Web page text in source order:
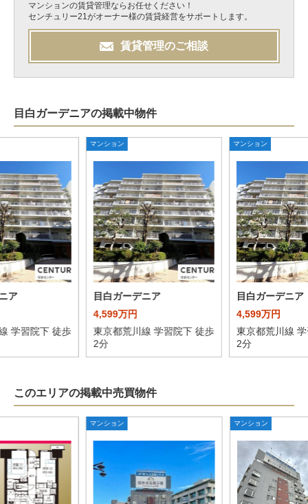
マンションの賃貸管理ならお任せください！
センチュリー21がオーナー様の賃貸経営をサポートします。
賃貸管理のご相談
目白ガーデニアの掲載中物件
ア
学習院下 徒歩
マンション
目白ガーデニア
4,599万円
東京都荒川線 学習院下 徒歩
2分
マンション
目白ガーデニア
4,599万円
東京都荒川線
2分
このエリアの掲載中売買物件
マンション マンション